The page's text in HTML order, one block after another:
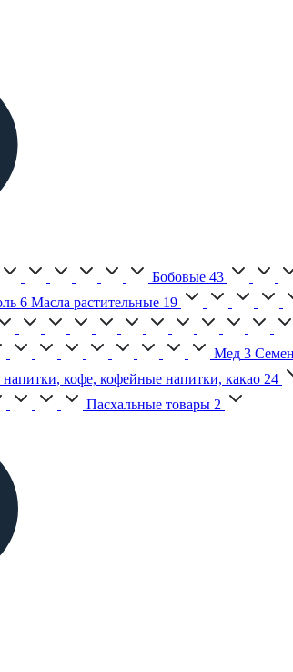
Бобовые 43
6 Масла растительные 19
Мед 3
кофе, кофейные напитки, какао 24
Пасхальные товары 2